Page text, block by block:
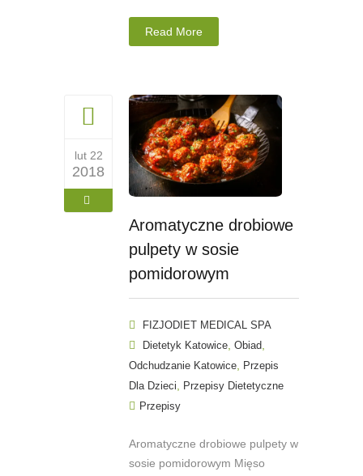
Read More
lut 22
2018
Aromatyczne drobiowe
pulpety w sosie
pomidorowym
FIZJODIET MEDICAL SPA
Dietetyk Katowice Obiad
Odchudzanie Katowice
Przepis
Dla Dzieci
Przepisy Dietetyczne
Przepisy
Aromatyczne drobiowe pulpety w
sosie pomidorowym Mięso